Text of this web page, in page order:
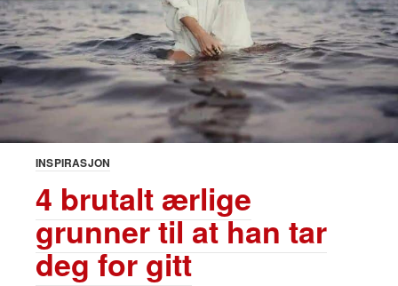
INSPIRASJON
4 brutalt ærlige
grunner til at han tar
deg for gitt